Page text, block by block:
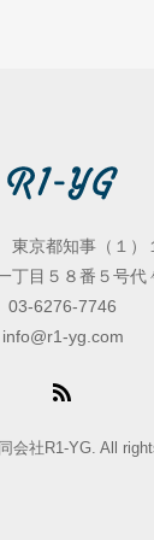
京都知事（１）
丁目５８番５号代
03-6276-7746
info@r1-yg.com
会社R1-YG. All